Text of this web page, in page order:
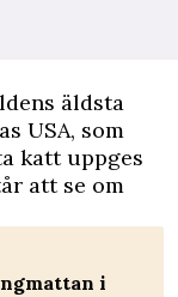
äldsta
USA, som
katt uppges
att se om
i